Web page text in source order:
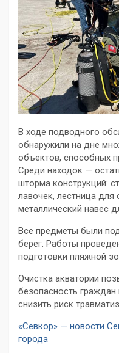
В ходе подводного
обнаружили на дне
объектов, способных
Среди находок —
шторма конструкций:
лавочек, лестница для
металлический навес
Все предметы были
берег. Работы
подготовки пляжной
Очистка акватории
безопасность граждан
снизить риск
«Севкор» — новости
города